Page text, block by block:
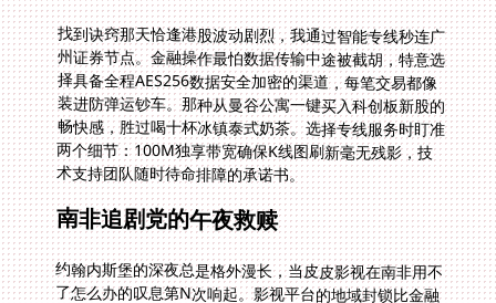
找到诀窍那天恰逢港股波动剧烈，我通过智能专线秒连广
州证券节点。金融操作最怕数据传输中途被截胡，特意选
择具备全程AES256数据安全加密的渠道，每笔交易都像
装进防弹运钞车。那种从曼谷公寓一键买入科创板新股的
畅快感，胜过喝十杯冰镇泰式奶茶。选择专线服务时盯准
两个细节：100M独享带宽确保K线图刷新毫无残影，技
术支持团队随时待命排障的承诺书。
南非追剧党的午夜救赎
约翰内斯堡的深夜总是格外漫长，当皮皮影视在南非用不
了怎么办的叹息第N次响起。影视平台的地域封锁比金融
机构更离谱，上周追《长安十二时辰》到关键剧情时，屏
幕突然切换成冷冰冰的地域警告。尝试过各类漏洞脚本都